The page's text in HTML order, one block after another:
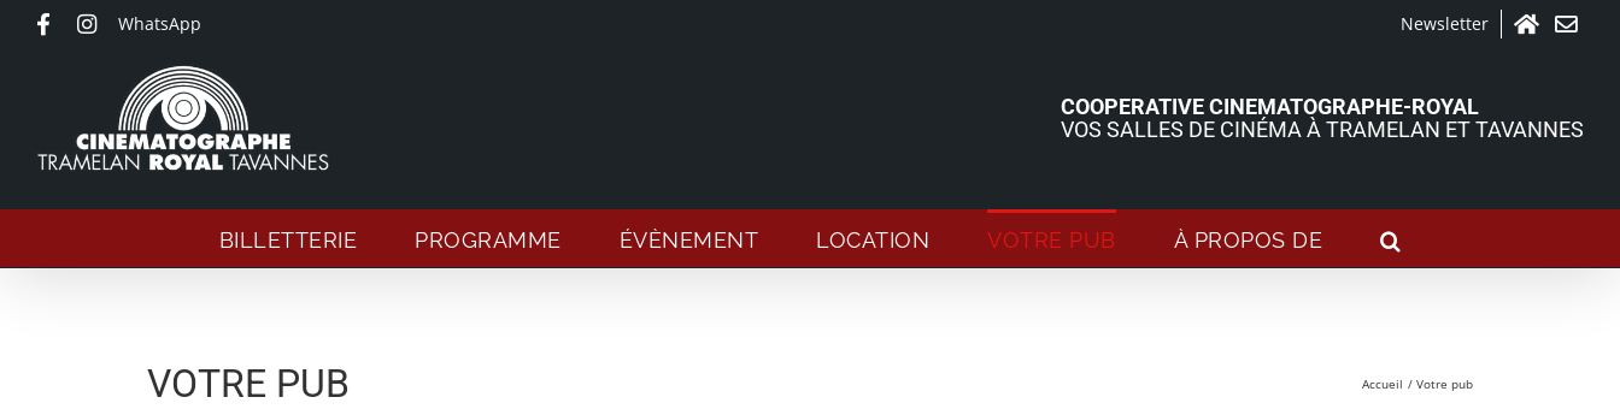
Passer
WhatsApp Newsletter
COOPERATIVE CINEMATOGRAPHE-ROYAL
VOS SALLES DE CINÉMA À TRAMELAN ET TAVANNES
BILLETTERIE PROGRAMME ÉVÈNEMENT LOCATION VOTRE PUB À PROPOS DE
VOTRE PUB Accueil Votre pub